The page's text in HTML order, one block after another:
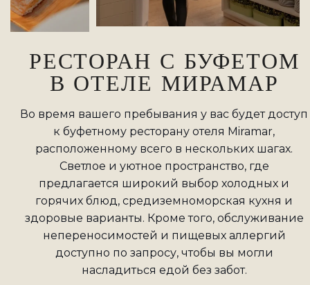
РЕСТОРАН С БУФЕТОМ
В ОТЕЛЕ МИРАМАР
Во время вашего пребывания у вас будет доступ
к буфетному ресторану отеля Miramar,
расположенному всего в нескольких шагах.
Светлое и уютное пространство, где
предлагается широкий выбор холодных и
горячих блюд, средиземноморская кухня и
здоровые варианты. Кроме того, обслуживание
непереносимостей и пищевых аллергий
доступно по запросу, чтобы вы могли
насладиться едой без забот.